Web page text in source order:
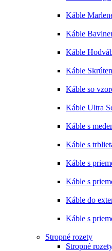
Káble
Káble
Káble
Káble
Káble so
Káble Ultra
Káble s
Káble s
Káble s
Káble s
Káble do
Káble s
Stropné rozety
Stropné